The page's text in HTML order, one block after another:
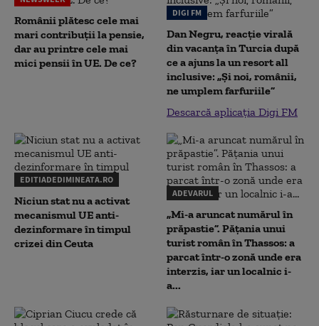
Românii plătesc cele mai
mari contribuții la pensie,
dar au printre cele mai
mici pensii în UE. De ce?
DIGI FM
Dan Negru, reacție virală
din vacanța în Turcia după
ce a ajuns la un resort all
inclusive: „Și noi, românii,
ne umplem farfuriile”
Descarcă aplicația Digi FM
EDITIADEDIMINEATA.RO
Niciun stat nu a activat
mecanismul UE anti-
dezinformare în timpul
crizei din Ceuta
ADEVARUL
„Mi-a aruncat numărul în
prăpastie”. Pățania unui
turist român în Thassos: a
parcat într-o zonă unde era
interzis, iar un localnic i-
a...